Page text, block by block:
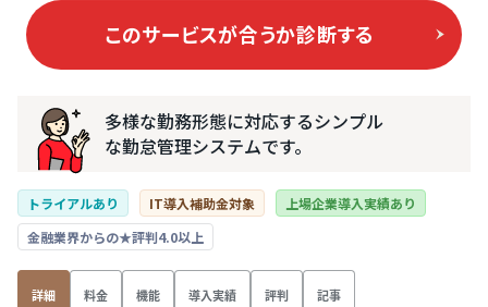
このサービスが合うか診断する
多様な勤務形態に対応するシンプル
な勤怠管理システムです。
トライアルあり IT導入補助金対象
上場企業導入実績あり
金融業界からの★評判4.0以上
詳細 料金 機能 導入実績 評判 記事